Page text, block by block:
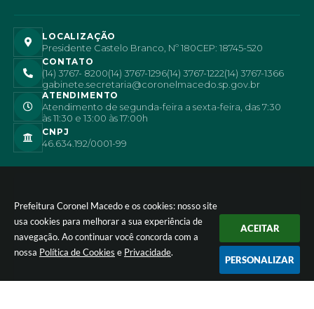
Prefeitura Coronel Macedo e os cookies: nosso site
usa cookies para melhorar a sua experiência de
navegação. Ao continuar você concorda com a
nossa Política de Cookies e Privacidade.
ACEITAR
PERSONALIZAR
LOCALIZAÇÃO
Presidente Castelo Branco, Nº 180CEP: 18745-520
CONTATO
(14) 3767- 8200(14) 3767-1296(14) 3767-1222(14) 3767-1366
gabinete.secretaria@coronelmacedo.sp.gov.br
ATENDIMENTO
Atendimento de segunda-feira a sexta-feira, das 7:30
às 11:30 e 13:00 às 17:00h
CNPJ
46.634.192/0001-99